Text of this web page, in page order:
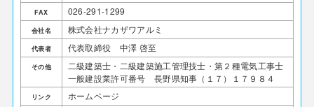
FAX 026-291-1299
会社名 株式会社ナカザワアルミ
代表者 代表取締役 中澤 啓至
その他
二級建築士・二級建築施工管理技士・第２種電気工事士
一般建設業許可番号 長野県知事（１７）１７９８４
リンク ホームページ